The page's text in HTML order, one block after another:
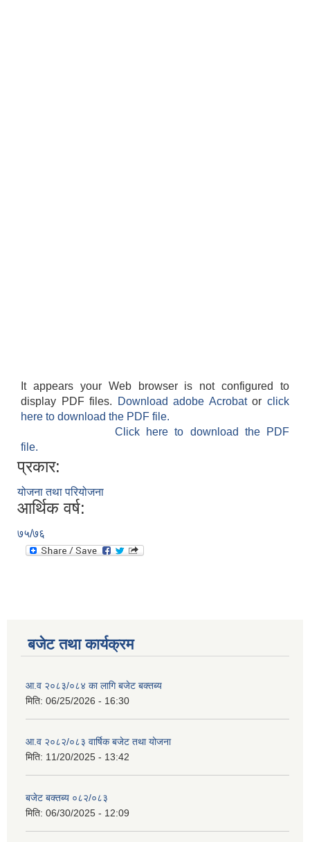
It appears your Web browser is not configured to
display PDF files.
Download adobe Acrobatorclick
here to download the PDF file.
Click here to download the PDF
file.
प्रकार:
योजना तथा परियोजना
आर्थिक वर्ष:
७५/७६
बजेट तथा कार्यक्रम
आ.व २०८३/०८४ का लागि बजेट बक्तब्य
मिति: 06/25/2026 - 16:30
आ.व २०८२/०८३ वार्षिक बजेट तथा योजना
मिति: 11/20/2025 - 13:42
बजेट बक्तब्य ०८२/०८३
मिति: 06/30/2025 - 12:09